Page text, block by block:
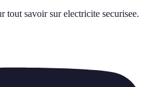
tout savoir sur electricite securisee.